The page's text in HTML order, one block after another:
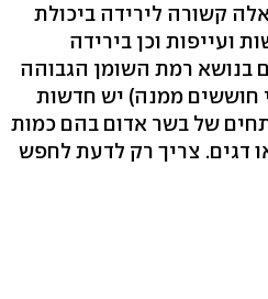
קשורה לירידה ביכולת
ועייפות וכן בירידה
בנושא רמת השומן הגבוהה
חוששים ממנה) יש חדשות
של בשר אדום בהם כמות
דגים. צריך רק לדעת לחפש